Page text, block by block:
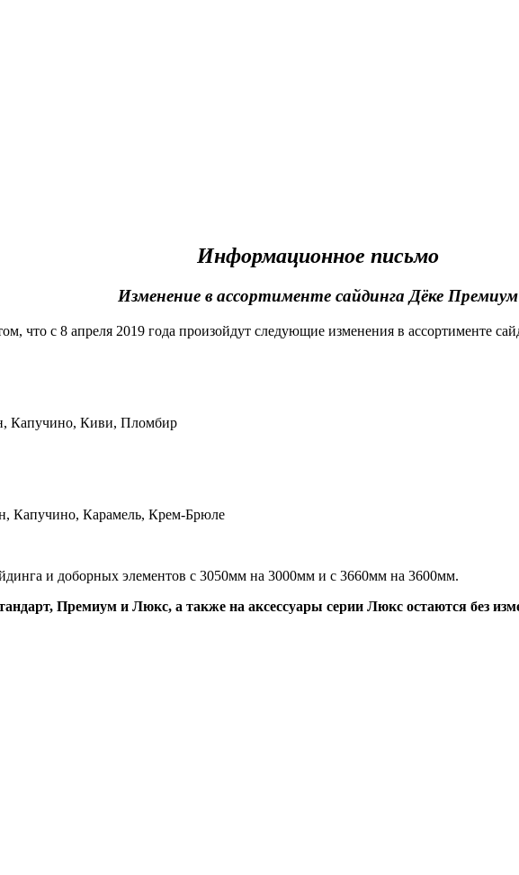
Информационное письмо
Изменение в ассортименте сайдинга Дёке Премиум
что с 8 апреля 2019 года произойдут следующие изменения в ассортименте
Капучино, Киви, Пломбир
Капучино, Карамель, Крем-Брюле
и доборных элементов с 3050мм на 3000мм и с 3660мм на 3600мм.
Премиум и Люкс, а также на аксессуары серии Люкс остаются без